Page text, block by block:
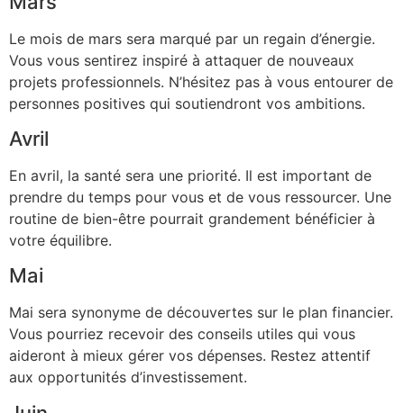
Le mois de mars sera marqué par un regain d’énergie.
Vous vous sentirez inspiré à attaquer de nouveaux
projets professionnels. N’hésitez pas à vous entourer de
personnes positives qui soutiendront vos ambitions.
Avril
En avril, la santé sera une priorité. Il est important de
prendre du temps pour vous et de vous ressourcer. Une
routine de bien-être pourrait grandement bénéficier à
votre équilibre.
Mai
Mai sera synonyme de découvertes sur le plan financier.
Vous pourriez recevoir des conseils utiles qui vous
aideront à mieux gérer vos dépenses. Restez attentif
aux opportunités d’investissement.